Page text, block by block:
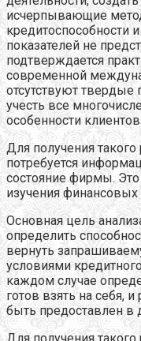
исчерпывающие
кредитоспособности
показателей не
подтверждается
современной
отсутствуют твердые
учесть все
особенности
Для получения
потребуется
состояние фирмы.
изучения
Основная цель
определить
вернуть
условиями
каждом случае
готов взять на себя,
быть предоставлен в